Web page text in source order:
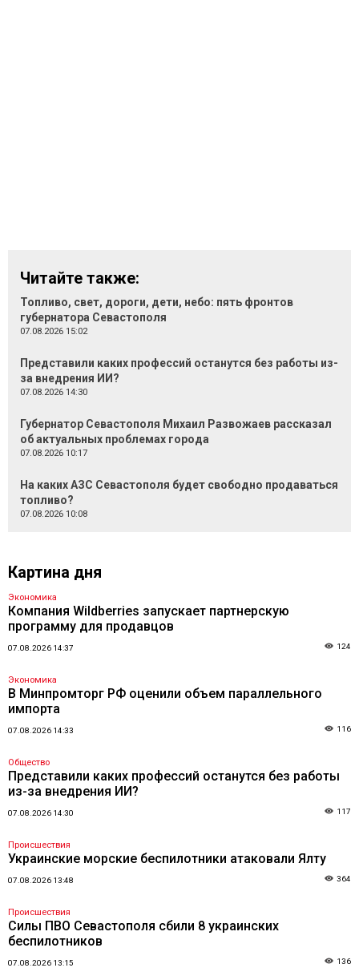
Читайте также:
Топливо, свет, дороги, дети, небо: пять фронтов
губернатора Севастополя
07.08.2026 15:02
Представили каких профессий останутся без работы из-
за внедрения ИИ?
07.08.2026 14:30
Губернатор Севастополя Михаил Развожаев рассказал
об актуальных проблемах города
07.08.2026 10:17
На каких АЗС Севастополя будет свободно продаваться
топливо?
07.08.2026 10:08
Картина дня
Экономика
Компания Wildberries запускает партнерскую
программу для продавцов
07.08.2026 14:37 124
Экономика
В Минпромторг РФ оценили объем параллельного
импорта
07.08.2026 14:33 116
Общество
Представили каких профессий останутся без работы
из-за внедрения ИИ?
07.08.2026 14:30 117
Происшествия
Украинские морские беспилотники атаковали Ялту
07.08.2026 13:48 364
Происшествия
Силы ПВО Севастополя сбили 8 украинских
беспилотников
07.08.2026 13:15 136